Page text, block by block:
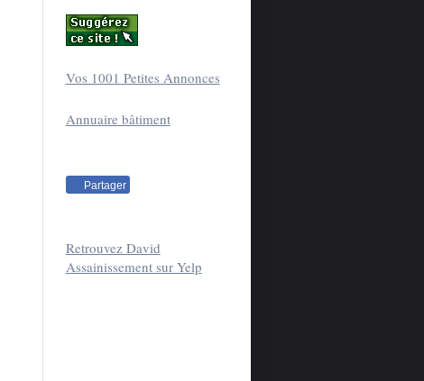
Vos 1001 Petites Annonces
Annuaire bâtiment
Partager
Retrouvez David
Assainissement sur Yelp